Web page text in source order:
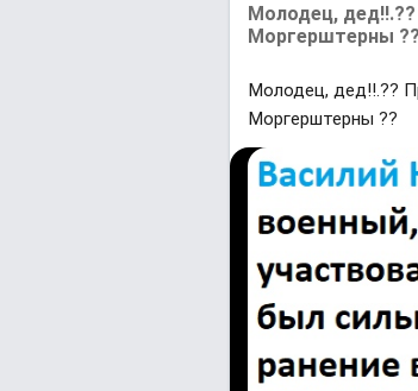
Молодец,
Моргерштерны ??
Молодец, дед!!.??
Моргерштерны ??